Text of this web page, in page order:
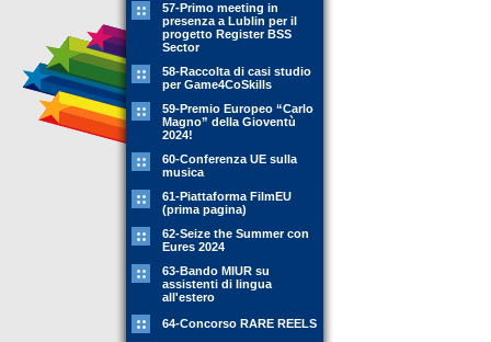
57-Primo meeting in
presenza a Lublin per il
progetto Register BSS
Sector
58-Raccolta di casi studio
per Game4CoSkills
59-Premio Europeo “Carlo
Magno” della Gioventù
2024!
60-Conferenza UE sulla
musica
61-Piattaforma FilmEU
(prima pagina)
62-Seize the Summer con
Eures 2024
63-Bando MIUR su
assistenti di lingua
all'estero
64-Concorso RARE REELS